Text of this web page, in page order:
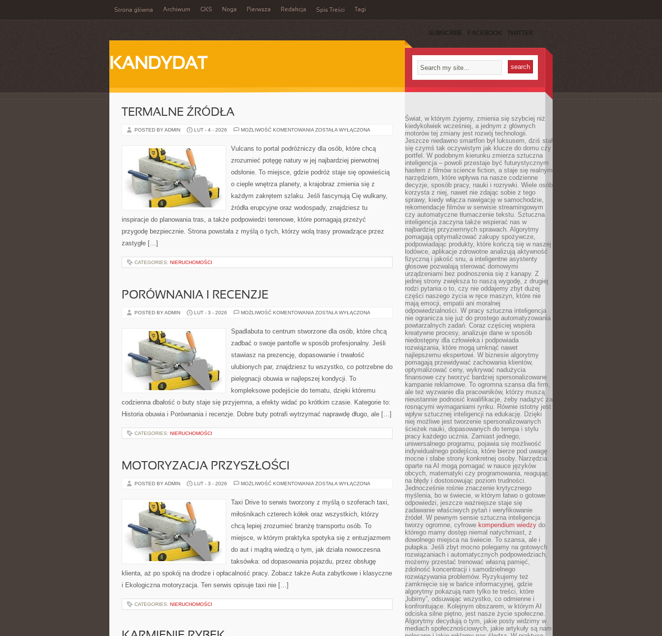
Strona główna Archiwum GKS Noga Pierwsza Redakcja Spis Treści Tagi
SUBSCRIBE FACEBOOK TWITTER
KANDYDAT
TERMALNE ŹRÓDŁA
POSTED BY ADMIN LUT - 4 - 2026 MOŻLIWOŚĆ KOMENTOWANIA TERMALNE
ZOSTAŁA WYŁĄCZONA
Vulcans to portal podróżniczy dla osób, które chcą
zrozumieć potęgę natury w jej najbardziej pierwotnej
odsłonie. To miejsce, gdzie podróż staje się opowieścią
o cieple wnętrza planety, a krajobraz zmienia się z
każdym zakrętem szlaku. Jeśli fascynują Cię wulkany,
źródła erupcyjne oraz wodospady, znajdziesz tu
inspiracje do planowania tras, a także podpowiedzi terenowe, które pomagają przeżyć
przygodę bezpiecznie. Strona powstała z myślą o tych, którzy wolą trasy prowadzące przez
zastygłe […]
CATEGORIES: NIERUCHOMOŚCI
PORÓWNANIA I RECENZJE
POSTED BY ADMIN LUT - 3 - 2026 MOŻLIWOŚĆ KOMENTOWANIA PORÓWNANIA
ZOSTAŁA WYŁĄCZONA
Spadlabuta to centrum stworzone dla osób, które chcą
zadbać o swoje pantofle w sposób profesjonalny. Jeśli
stawiasz na prezencję, dopasowanie i trwałość
ulubionych par, znajdziesz tu wszystko, co potrzebne do
pielęgnacji obuwia w najlepszej kondycji. To
kompleksowe podejście do tematu, dzięki któremu
codzienna dbałość o buty staje się przyjemna, a efekty widać po krótkim czasie. Kategorie to:
Historia obuwia i Porównania i recenzje. Dobre buty potrafi wytrzymać naprawdę długo, ale […]
CATEGORIES: NIERUCHOMOŚCI
MOTORYZACJA PRZYSZŁOŚCI
POSTED BY ADMIN LUT - 3 - 2026 MOŻLIWOŚĆ KOMENTOWANIA MOTORYZACJA
ZOSTAŁA WYŁĄCZONA
Taxi Drive to serwis tworzony z myślą o szoferach taxi,
miłośnikach czterech kółek oraz wszystkich, którzy
chcą lepiej zrozumieć branżę transportu osób. To
miejsce, w którym praktyka spotyka się z entuzjazmem
do aut i mądrą wiedzą o tym, jak działa nowoczesna
taksówka: od dopasowania pojazdu, przez obsługę
klienta, aż po spokój na drodze i opłacalność pracy. Zobacz także Auta zabytkowe i klasyczne
i Ekologiczna motoryzacja. Ten serwis opisuje taxi nie […]
CATEGORIES: NIERUCHOMOŚCI
Świat, w którym żyjemy, zmienia się szybciej niż
kiedykolwiek wcześniej, a jednym z głównych
motorów tej zmiany jest rozwój technologii.
Jeszcze niedawno smartfon był luksusem, dziś stał
się czymś tak oczywistym jak klucze do domu czy
portfel. W podobnym kierunku zmierza sztuczna
inteligencja – powoli przestaje być futurystycznym
hasłem z filmów science fiction, a staje się realnym
narzędziem, które wpływa na nasze codzienne
decyzje, sposób pracy, nauki i rozrywki. Wiele osób
korzysta z niej, nawet nie zdając sobie z tego
sprawy, kiedy włącza nawigację w samochodzie,
rekomendacje filmów w serwisie streamingowym
czy automatyczne tłumaczenie tekstu. Sztuczna
inteligencja zaczyna także wspierać nas w
najbardziej przyziemnych sprawach. Algorytmy
pomagają optymalizować zakupy spożywcze,
podpowiadając produkty, które kończą się w naszej
lodówce, aplikacje zdrowotne analizują aktywność
fizyczną i jakość snu, a inteligentne asystenty
głosowe pozwalają sterować domowymi
urządzeniami bez podnoszenia się z kanapy. Z
jednej strony zwiększa to naszą wygodę, z drugiej
rodzi pytania o to, czy nie oddajemy zbyt dużej
części naszego życia w ręce maszyn, które nie
mają emocji, empatii ani moralnej
odpowiedzialności. W pracy sztuczna inteligencja
nie ogranicza się już do prostego automatyzowania
powtarzalnych zadań. Coraz częściej wspiera
kreatywne procesy, analizuje dane w sposób
niedostępny dla człowieka i podpowiada
rozwiązania, które mogą umknąć nawet
najlepszemu ekspertowi. W biznesie algorytmy
pomagają przewidywać zachowania klientów,
optymalizować ceny, wykrywać nadużycia
finansowe czy tworzyć bardziej spersonalizowane
kampanie reklamowe. To ogromna szansa dla firm,
ale też wyzwanie dla pracowników, którzy muszą
nieustannie podnosić kwalifikacje, żeby nadążyć za
rosnącymi wymaganiami rynku. Równie istotny jest
wpływ sztucznej inteligencji na edukację. Dzięki
niej możliwe jest tworzenie spersonalizowanych
ścieżek nauki, dopasowanych do tempa i stylu
pracy każdego ucznia. Zamiast jednego,
uniwersalnego programu, pojawia się możliwość
indywidualnego podejścia, które bierze pod uwagę
mocne i słabe strony konkretnej osoby. Narzędzia
oparte na AI mogą pomagać w nauce języków
obcych, matematyki czy programowania, reagując
na błędy i dostosowując poziom trudności.
Jednocześnie rośnie znaczenie krytycznego
myślenia, bo w świecie, w którym łatwo o gotowe
odpowiedzi, jeszcze ważniejsze staje się
zadawanie właściwych pytań i weryfikowanie
źródeł. W pewnym sensie sztuczna inteligencja
tworzy ogromne, cyfrowe kompendium wiedzy do
którego mamy dostęp niemal natychmiast, z
dowolnego miejsca na świecie. To szansa, ale i
pułapka. Jeśli zbyt mocno polegamy na gotowych
rozwiązaniach i automatycznych podpowiedziach,
możemy przestać trenować własną pamięć,
zdolność koncentracji i samodzielnego
rozwiązywania problemów. Ryzykujemy też
zamknięcie się w bańce informacyjnej, gdzie
algorytmy pokazują nam tylko te treści, które
„lubimy”, odsuwając wszystko, co odmienne i
konfrontujące. Kolejnym obszarem, w którym AI
odciska silne piętno, jest nasze życie społeczne.
Algorytmy decydują o tym, jakie posty widzimy w
mediach społecznościowych, jakie artykuły są nam